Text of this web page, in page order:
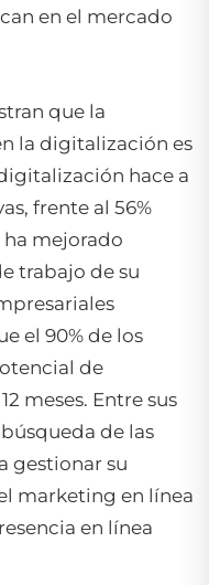
en el mercado
que la
la digitalización es
hace a
frente al 56%
ha mejorado
trabajo de su
el 90% de los
de
meses. Entre sus
de las
gestionar su
marketing en línea
en línea